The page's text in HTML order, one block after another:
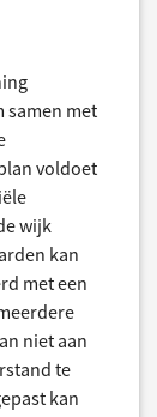
samen met
voldoet
wijk
kan
met een
niet aan
te
kan